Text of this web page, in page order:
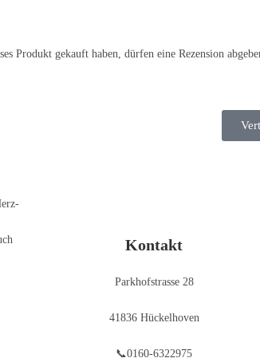
Produkt gekauft haben, dürfen eine Rezension
Kontakt
Parkhofstrasse 28
41836 Hückelhoven
📞0160-6322975